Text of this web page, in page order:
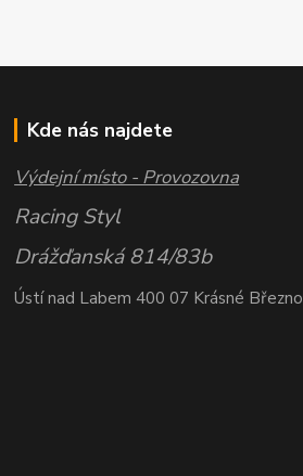
Kde nás najdete
Výdejní místo - Provozovna
Racing Styl
Drážďanská 814/83b
Ústí nad Labem 400 07 Krásné Březno